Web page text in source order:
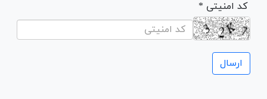
* کد امنیتی